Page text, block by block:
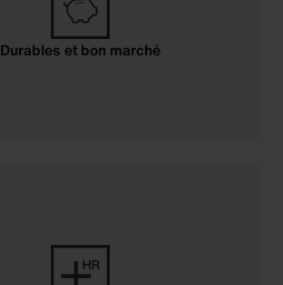
Durables et bon marché